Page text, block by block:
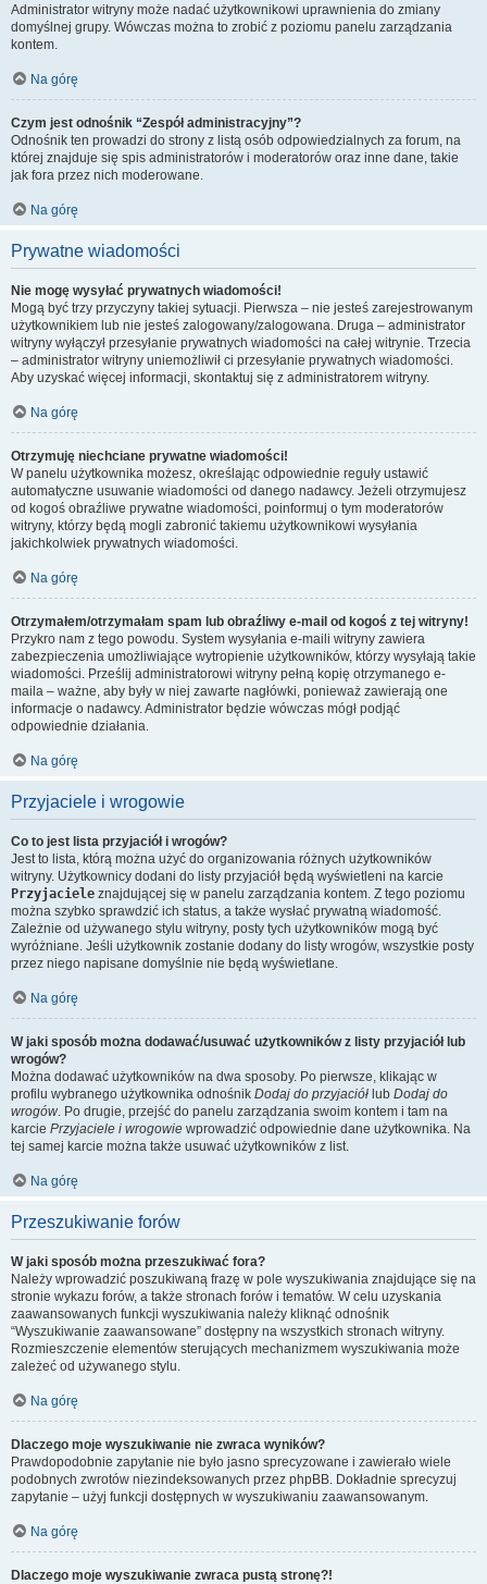
Administrator witryny może nadać użytkownikowi uprawnienia do zmiany
domyślnej grupy. Wówczas można to zrobić z poziomu panelu zarządzania
kontem.
Na górę
Czym jest odnośnik “Zespół administracyjny”?
Odnośnik ten prowadzi do strony z listą osób odpowiedzialnych za forum, na
której znajduje się spis administratorów i moderatorów oraz inne dane, takie
jak fora przez nich moderowane.
Na górę
Prywatne wiadomości
Nie mogę wysyłać prywatnych wiadomości!
Mogą być trzy przyczyny takiej sytuacji. Pierwsza – nie jesteś zarejestrowanym
użytkownikiem lub nie jesteś zalogowany/zalogowana. Druga – administrator
witryny wyłączył przesyłanie prywatnych wiadomości na całej witrynie. Trzecia
– administrator witryny uniemożliwił ci przesyłanie prywatnych wiadomości.
Aby uzyskać więcej informacji, skontaktuj się z administratorem witryny.
Na górę
Otrzymuję niechciane prywatne wiadomości!
W panelu użytkownika możesz, określając odpowiednie reguły ustawić
automatyczne usuwanie wiadomości od danego nadawcy. Jeżeli otrzymujesz
od kogoś obraźliwe prywatne wiadomości, poinformuj o tym moderatorów
witryny, którzy będą mogli zabronić takiemu użytkownikowi wysyłania
jakichkolwiek prywatnych wiadomości.
Na górę
Otrzymałem/otrzymałam spam lub obraźliwy e-mail od kogoś z tej witryny!
Przykro nam z tego powodu. System wysyłania e-maili witryny zawiera
zabezpieczenia umożliwiające wytropienie użytkowników, którzy wysyłają takie
wiadomości. Prześlij administratorowi witryny pełną kopię otrzymanego e-
maila – ważne, aby były w niej zawarte nagłówki, ponieważ zawierają one
informacje o nadawcy. Administrator będzie wówczas mógł podjąć
odpowiednie działania.
Na górę
Przyjaciele i wrogowie
Co to jest lista przyjaciół i wrogów?
Jest to lista, którą można użyć do organizowania różnych użytkowników
witryny. Użytkownicy dodani do listy przyjaciół będą wyświetleni na karcie
Przyjaciele znajdującej się w panelu zarządzania kontem. Z tego poziomu
można szybko sprawdzić ich status, a także wysłać prywatną wiadomość.
Zależnie od używanego stylu witryny, posty tych użytkowników mogą być
wyróżniane. Jeśli użytkownik zostanie dodany do listy wrogów, wszystkie posty
przez niego napisane domyślnie nie będą wyświetlane.
Na górę
W jaki sposób można dodawać/usuwać użytkowników z listy przyjaciół lub
wrogów?
Można dodawać użytkowników na dwa sposoby. Po pierwsze, klikając w
profilu wybranego użytkownika odnośnik Dodaj do przyjaciół lub Dodaj do
wrogów. Po drugie, przejść do panelu zarządzania swoim kontem i tam na
karcie Przyjaciele i wrogowie wprowadzić odpowiednie dane użytkownika. Na
tej samej karcie można także usuwać użytkowników z list.
Na górę
Przeszukiwanie forów
W jaki sposób można przeszukiwać fora?
Należy wprowadzić poszukiwaną frazę w pole wyszukiwania znajdujące się na
stronie wykazu forów, a także stronach forów i tematów. W celu uzyskania
zaawansowanych funkcji wyszukiwania należy kliknąć odnośnik
“Wyszukiwanie zaawansowane” dostępny na wszystkich stronach witryny.
Rozmieszczenie elementów sterujących mechanizmem wyszukiwania może
zależeć od używanego stylu.
Na górę
Dlaczego moje wyszukiwanie nie zwraca wyników?
Prawdopodobnie zapytanie nie było jasno sprecyzowane i zawierało wiele
podobnych zwrotów niezindeksowanych przez phpBB. Dokładnie sprecyzuj
zapytanie – użyj funkcji dostępnych w wyszukiwaniu zaawansowanym.
Na górę
Dlaczego moje wyszukiwanie zwraca pustą stronę?!